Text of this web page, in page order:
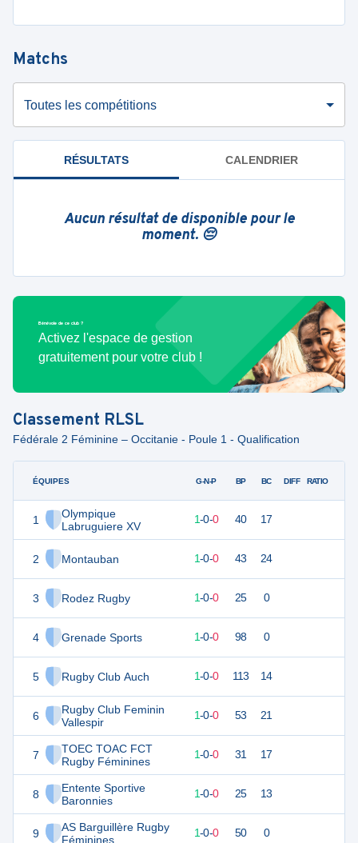
Matchs
Toutes les compétitions
RÉSULTATS CALENDRIER
Aucun résultat de disponible pour le
moment. 😔
Bénévole de ce club ?
Activez l'espace de gestion
gratuitement pour votre club !
Classement RLSL
Fédérale 2 Féminine – Occitanie - Poule 1 - Qualification
ÉQUIPES
1
Olympique
Labruguiere XV
2 Montauban
3 Rodez Rugby
4 Grenade Sports
5 Rugby Club Auch
6
Rugby Club Feminin
Vallespir
7
TOEC TOAC FCT
Rugby Féminines
8
Entente Sportive
Baronnies
9
AS Barguillère Rugby
Féminines
G-N-P BP BC DIFF RATIO
1-0-0 40 17
1-0-0 43 24
1-0-0 25 0
1-0-0 98 0
5 1-0-0 113 14
5 1-0-0 53 21
5 1-0-0 31 17
5 1-0-0 25 13
5 1-0-0 50 0